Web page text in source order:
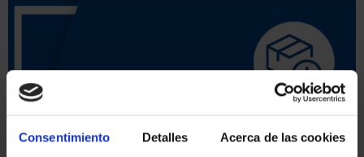
Consentimiento Detalles Acerca de las cookies